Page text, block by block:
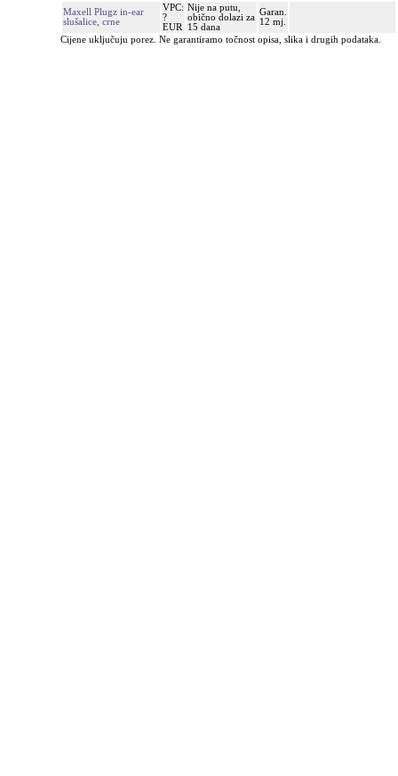
Maxell Plugz in-ear
slušalice, crne
VPC:
?
EUR
Nije na putu,
obično dolazi za
15 dana
Garan.
12 mj.
Cijene uključuju porez. Ne garantiramo točnost opisa, slika i drugih podataka.